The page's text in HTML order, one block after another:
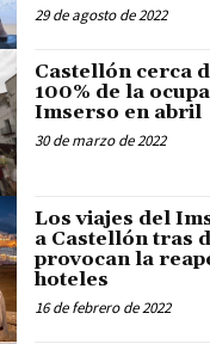
29 de agosto de 2022
Castellón cerca
100% de la
Imserso en abril
30 de marzo de 2022
Los viajes del
a Castellón tras
provocan la
hoteles
16 de febrero de 2022